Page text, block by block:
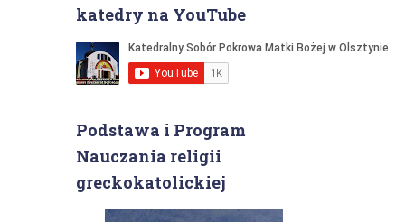
katedry na YouTube
Podstawa i Program
Nauczania religii
greckokatolickiej